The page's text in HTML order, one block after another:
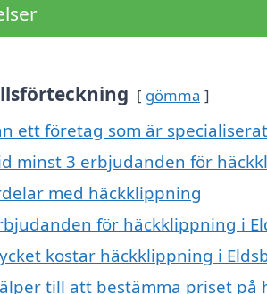
gömma
ett företag som är
minst 3 erbjudanden för
med häckklippning
för häckklippning i
kostar häckklippning i
till att bestämma priset på